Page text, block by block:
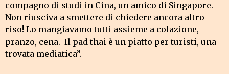
compagno di studi in Cina, un amico di Singapore.
Non riusciva a smettere di chiedere ancora altro
riso! Lo mangiavamo tutti assieme a colazione,
pranzo, cena. Il pad thai è un piatto per turisti, una
trovata mediatica”.